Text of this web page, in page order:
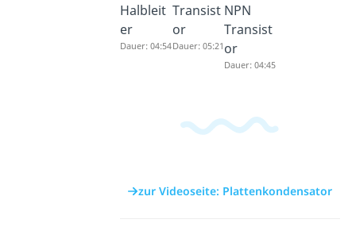
Halbleit
er
Dauer: 04:54
Transist
or
Dauer: 05:21
NPN
Transist
or
Dauer: 04:45
zur Videoseite: Plattenkondensator